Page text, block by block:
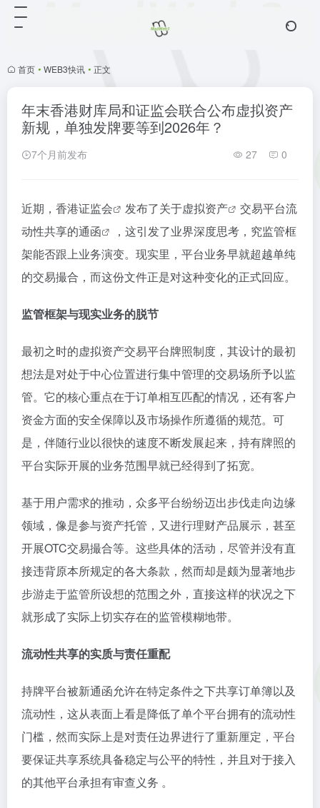
首页 • WEB3快讯 • 正文
年末香港财库局和证监会联合公布虚拟资产
新规，单独发牌要等到2026年？
7个月前发布 27 0
近期，香港证监会 发布了关于虚拟资产
交易平台流
动性共享的通函
，这引发了业界深度思考，究监管框
架能否跟上业务演变。现实里，平台业务早就超越单纯
的交易撮合，而这份文件正是对这种变化的正式回应。
监管框架与现实业务的脱节
最初之时的虚拟资产交易平台牌照制度，其设计的最初
想法是对处于中心位置进行集中管理的交易场所予以监
管。它的核心重点在于订单相互匹配的情况，还有客户
资金方面的安全保障以及市场操作所遵循的规范。可
是，伴随行业以很快的速度不断发展起来，持有牌照的
平台实际开展的业务范围早就已经得到了拓宽。
基于用户需求的推动，众多平台纷纷迈出步伐走向边缘
领域，像是参与资产托管，又进行理财产品展示，甚至
开展OTC交易撮合等。这些具体的活动，尽管并没有直
接违背原本所规定的各大条款，然而却是颇为显著地步
步游走于监管所设想的范围之外，直接这样的状况之下
就形成了实际上切实存在的监管模糊地带。
流动性共享的实质与责任重配
持牌平台被新通函允许在特定条件之下共享订单簿以及
流动性，这从表面上看是降低了单个平台拥有的流动性
门槛，然而实际上是对责任边界进行了重新厘定，平台
要保证共享系统具备稳定与公平的特性，并且对于接入
的其他平台承担有审查义务 。